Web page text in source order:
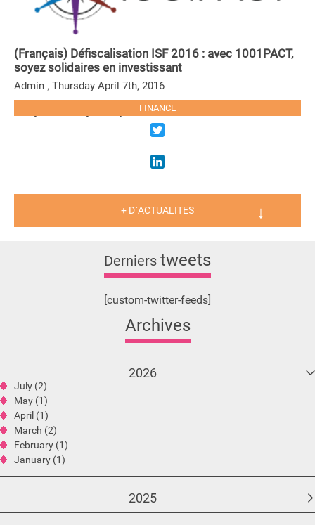
(Français) Défiscalisation ISF 2016 : avec 1001PACT,
soyez solidaires en investissant
Admin , Thursday April 7th, 2016
Sorry, this entry is only available in French.
FINANCE
+ D`ACTUALITES
Derniers tweets
[custom-twitter-feeds]
Archives
2026
July (2)
May (1)
April (1)
March (2)
February (1)
January (1)
2025